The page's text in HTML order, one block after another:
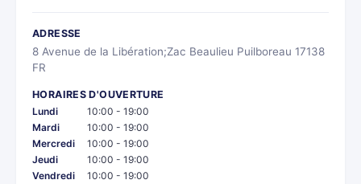
ADRESSE
8 Avenue de la Libération;Zac Beaulieu Puilboreau 17138
FR
HORAIRES D'OUVERTURE
Lundi
10:00 - 19:00
Mardi
10:00 - 19:00
Mercredi
10:00 - 19:00
Jeudi
10:00 - 19:00
Vendredi
10:00 - 19:00